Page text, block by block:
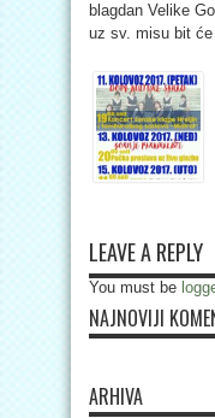
blagdan Velike
uz sv. misu bit će
LEAVE A REPLY
You must be
NAJNOVIJI
ARHIVA